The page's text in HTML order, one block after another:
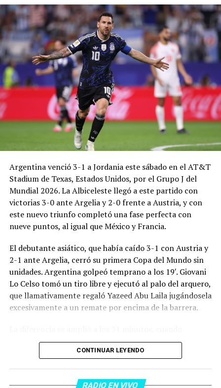
Argentina venció 3-1 a Jordania este sábado en el AT&T
Stadium de Texas, Estados Unidos, por el Grupo J del
Mundial 2026. La Albiceleste llegó a este partido con
victorias 3-0 ante Argelia y 2-0 frente a Austria, y con
este nuevo triunfo completó una fase perfecta con
nueve puntos, al igual que México y Francia.
El debutante asiático, que había caído 3-1 con Austria y
2-1 ante Argelia, cerró su primera Copa del Mundo sin
unidades. Argentina golpeó temprano a los 19′. Giovani
Lo Celso tomó un tiro libre y ejecutó al palo del arquero,
que llamativamente regaló Yazeed Abu Laila jugándosela
excesivamente a un remate por encima de la barrera.
Lautaro Martínez convirtió de penal el 2-0. El Toro
anotó su primer gol en Copas del Mundo, tras no
dentro del área sobre Marcos Senesi, que intentó ir a
CONTINUAR LEYENDO
RADIO EN VIVO